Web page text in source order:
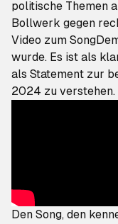
politische Themen
Bollwerk gegen
Video zum Song
wurde. Es ist als
als Statement zur
2024 zu verstehen.
Den Song, den